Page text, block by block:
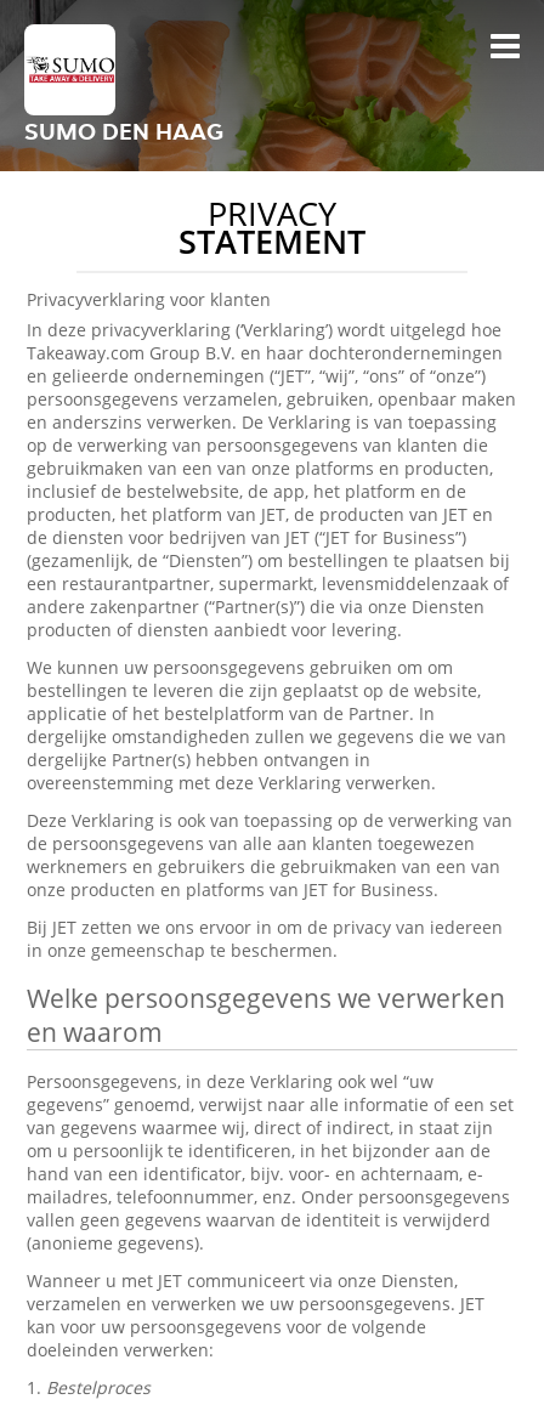
SUMO DEN HAAG
PRIVACY
STATEMENT
Privacyverklaring voor klanten
In deze privacyverklaring (‘Verklaring’) wordt uitgelegd hoe
Takeaway.com Group B.V. en haar dochterondernemingen
en gelieerde ondernemingen (“JET”, “wij”, “ons” of “onze”)
persoonsgegevens verzamelen, gebruiken, openbaar maken
en anderszins verwerken. De Verklaring is van toepassing
op de verwerking van persoonsgegevens van klanten die
gebruikmaken van een van onze platforms en producten,
inclusief de bestelwebsite, de app, het platform en de
producten, het platform van JET, de producten van JET en
de diensten voor bedrijven van JET (“JET for Business”)
(gezamenlijk, de “Diensten”) om bestellingen te plaatsen bij
een restaurantpartner, supermarkt, levensmiddelenzaak of
andere zakenpartner (“Partner(s)”) die via onze Diensten
producten of diensten aanbiedt voor levering.
We kunnen uw persoonsgegevens gebruiken om om
bestellingen te leveren die zijn geplaatst op de website,
applicatie of het bestelplatform van de Partner. In
dergelijke omstandigheden zullen we gegevens die we van
dergelijke Partner(s) hebben ontvangen in
overeenstemming met deze Verklaring verwerken.
Deze Verklaring is ook van toepassing op de verwerking van
de persoonsgegevens van alle aan klanten toegewezen
werknemers en gebruikers die gebruikmaken van een van
onze producten en platforms van JET for Business.
Bij JET zetten we ons ervoor in om de privacy van iedereen
in onze gemeenschap te beschermen.
Welke persoonsgegevens we verwerken
en waarom
Persoonsgegevens, in deze Verklaring ook wel “uw
gegevens” genoemd, verwijst naar alle informatie of een set
van gegevens waarmee wij, direct of indirect, in staat zijn
om u persoonlijk te identificeren, in het bijzonder aan de
hand van een identificator, bijv. voor- en achternaam, e-
mailadres, telefoonnummer, enz. Onder persoonsgegevens
vallen geen gegevens waarvan de identiteit is verwijderd
(anonieme gegevens).
Wanneer u met JET communiceert via onze Diensten,
verzamelen en verwerken we uw persoonsgegevens. JET
kan voor uw persoonsgegevens voor de volgende
doeleinden verwerken:
1. Bestelproces